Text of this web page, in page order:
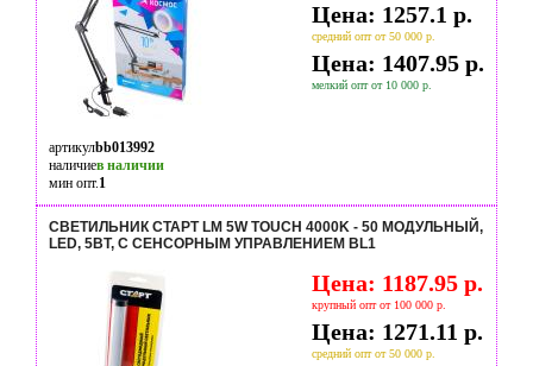
Цена: 1257.1 р.
средний опт от 50 000 р.
Цена: 1407.95 р.
мелкий опт от 10 000 р.
артикулbb013992
наличиев наличии
мин опт.1
СВЕТИЛЬНИК СТАРТ LM 5W TOUCH 4000K - 50 МОДУЛЬНЫЙ,
LED, 5ВТ, С СЕНСОРНЫМ УПРАВЛЕНИЕМ BL1
Цена: 1187.95 р.
крупный опт от 100 000 р.
Цена: 1271.11 р.
средний опт от 50 000 р.